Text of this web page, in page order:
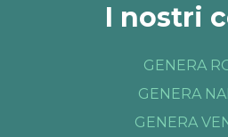
I nostri
GENERA
GENERA
GENERA